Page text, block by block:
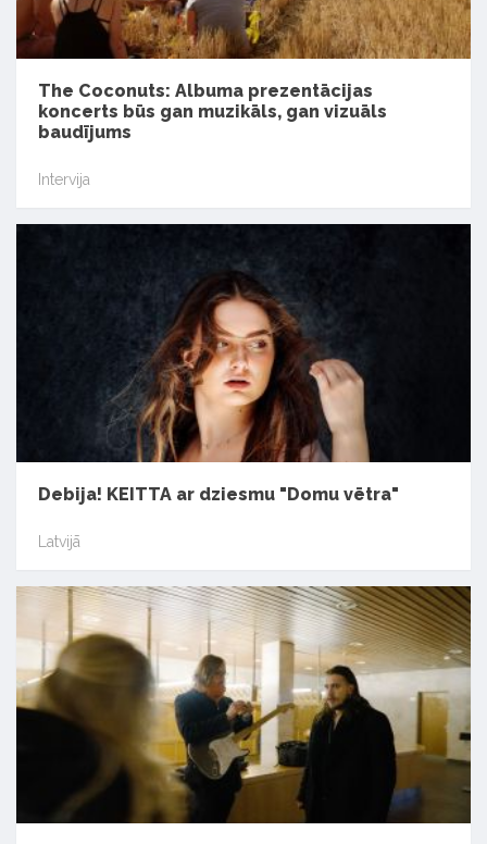
The Coconuts: Albuma prezentācijas
koncerts būs gan muzikāls, gan vizuāls
baudījums
Intervija
Debija! KEITTA ar dziesmu "Domu vētra"
Latvijā